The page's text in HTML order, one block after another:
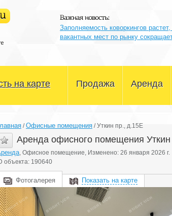
Заполняемость коворкингов
вакантных мест по рынку
на карте Продажа
Склады и производство
Магазины и сфера услуг
Здания и участки
Другое
Аренда
Склады и
Магазины
Здания и
Другое
/Офисные помещения /Уткин пр., д.15Е
Аренда офисного помещения
, Офисное помещение, Изменено: 26 января 2026 г.
объекта: 190640
Фотогалерея Показать на карте